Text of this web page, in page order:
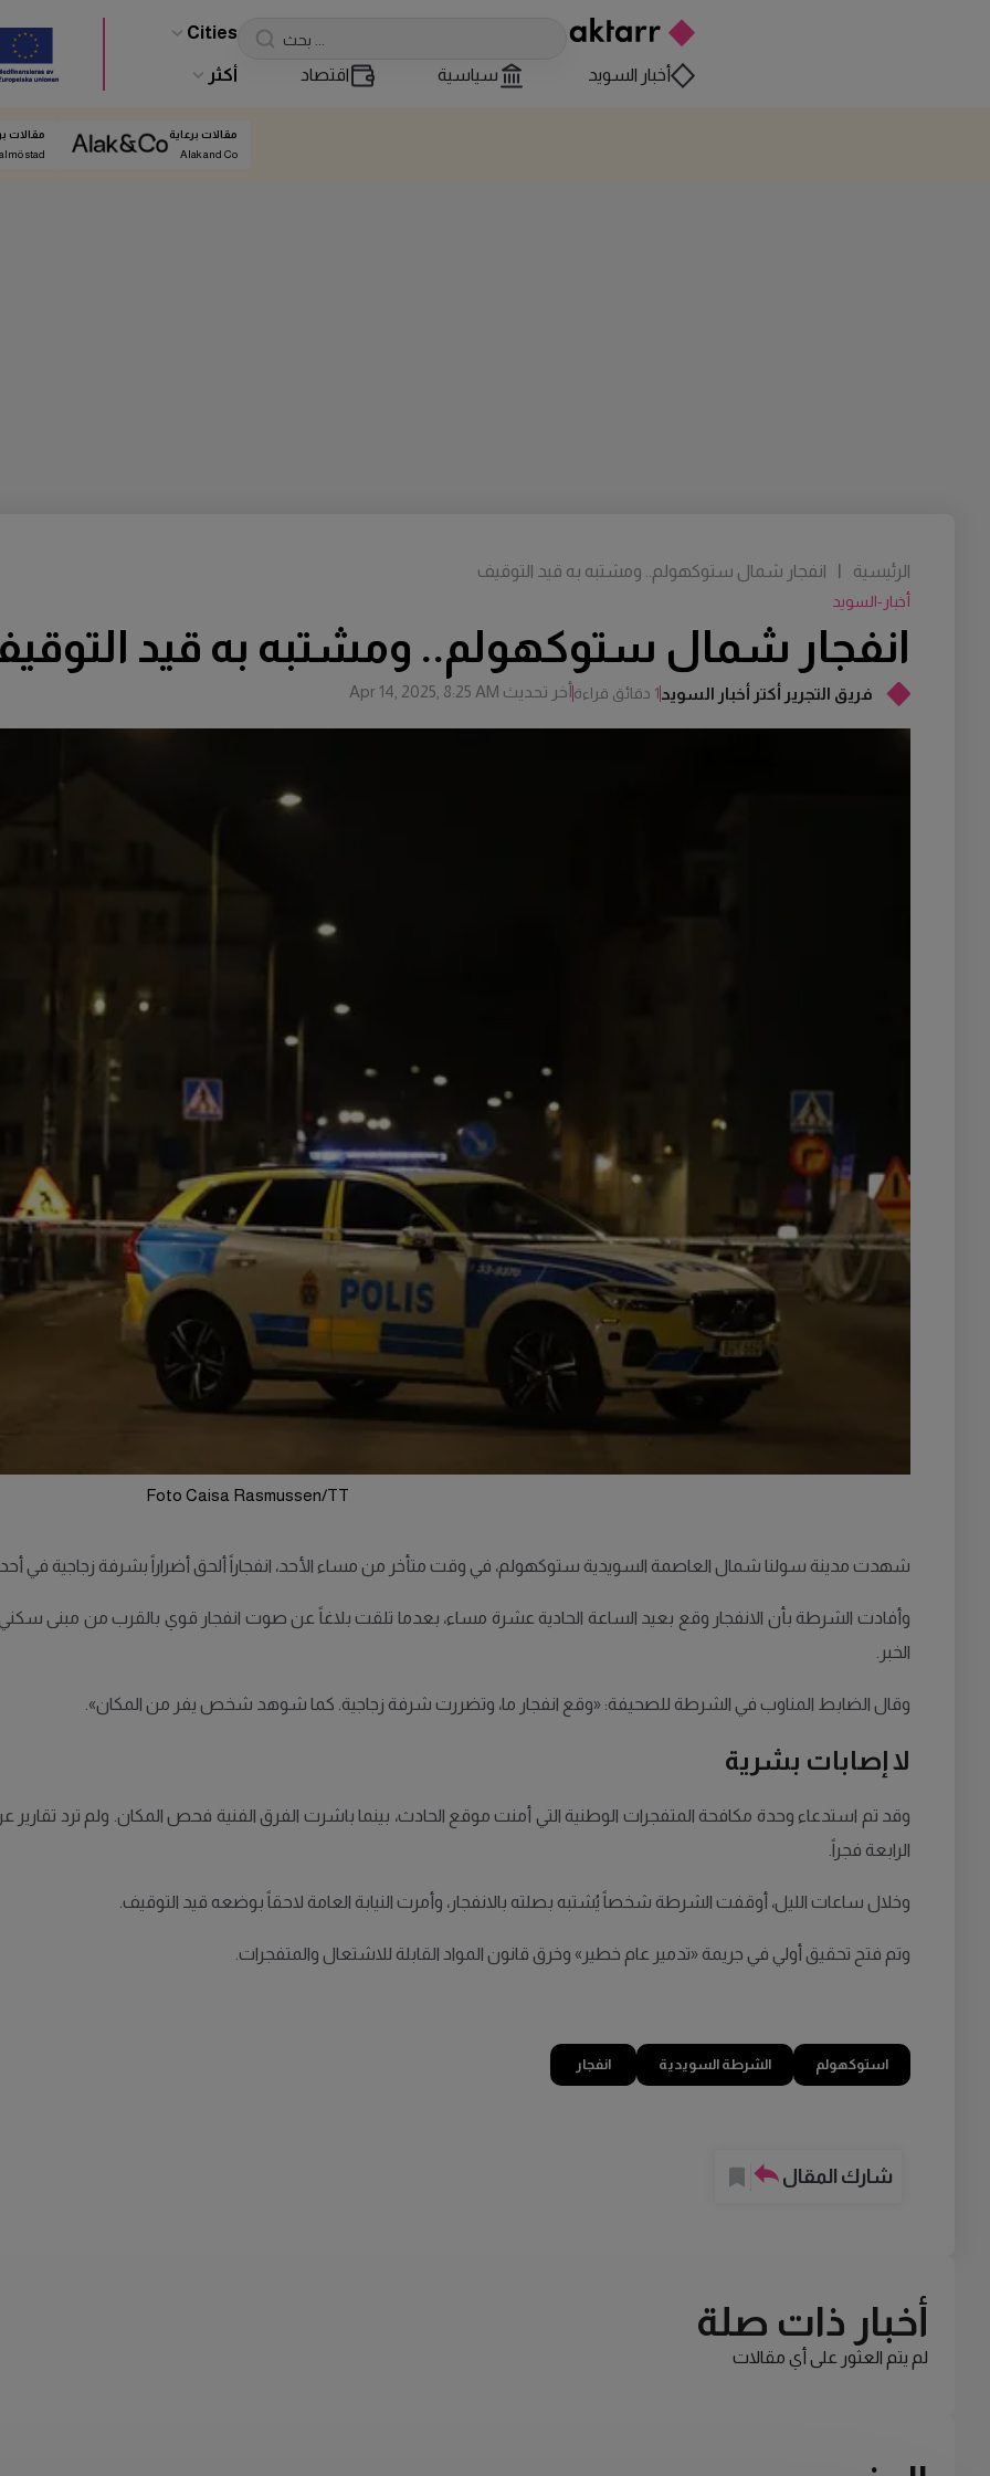
Cities
أخبار السويد سياسية اقتصاد أكثر
مقالات برعاية
Alak and Co
مقالات
stad
فريق التجرير أكتر أخبار السويد1 دقائق قراءة أخر تحديث Apr 14, 2025, 8:25 AM
انفجار شمال ستوكهولم.. ومشتبه به قيد
أخبار-السويد
الرئيسية انفجار شمال ستوكهولم.. ومشتبه به قيد التوقيف
Foto Caisa Rasmussen/TT
شهدت مدينة سولنا شمال العاصمة السويدية ستوكهولم، في وقت متأخر من مساء الأحد، انفجاراً ألحق أضراراً بشرفة زجاجية في أحد
وأفادت الشرطة بأن الانفجار وقع بعيد الساعة الحادية عشرة مساء، بعدما تلقت بلاغاً عن صوت انفجار قوي بالقرب من مبنى
الخبر.
وقال الضابط المناوب في الشرطة للصحيفة: «وقع انفجار ما، وتضررت شرفة زجاجية. كما شوهد شخص يفر من المكان».
لا إصابات بشرية
وقد تم استدعاء وحدة مكافحة المتفجرات الوطنية التي أمنت موقع الحادث، بينما باشرت الفرق الفنية فحص المكان. ولم ترد
الرابعة فجراً.
وخلال ساعات الليل، أوقفت الشرطة شخصاً يُشتبه بصلته بالانفجار، وأمرت النيابة العامة لاحقاً بوضعه قيد التوقيف.
وتم فتح تحقيق أولي في جريمة «تدمير عام خطير» وخرق قانون المواد القابلة للاشتعال والمتفجرات.
استوكهولم الشرطة السويدية انفجار
شارك المقال
أخبار ذات صلة
لم يتم العثور على أي مقالات